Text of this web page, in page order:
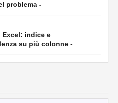
problema -
Excel: indice e
su più colonne -